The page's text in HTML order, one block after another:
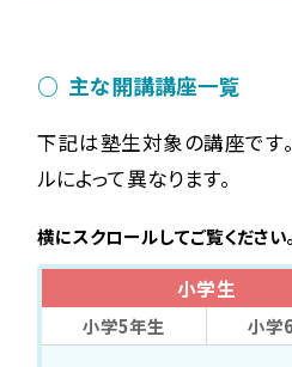
主な開講講座一覧
下記は塾生対象の講座です
ルによって異なります。
横にスクロールしてご覧ください。
小学生
小学5年生 小学